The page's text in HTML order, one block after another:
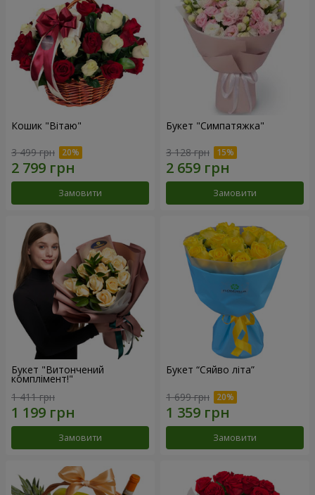
Кошик "Вітаю"
3 499 грн
Замовити
Букет "Симпатяжка"
3 128 грн
Замовити
Букет "Витончений
комплімент!"
1 411 грн
Замовити
Букет “Сяйво літа”
1 699 грн
Замовити